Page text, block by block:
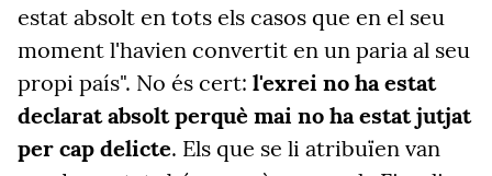
estat absolt en tots els casos que en el seu
moment l'havien convertit en un paria al seu
propi país". No és cert: l'exrei no ha estat
declarat absolt perquè mai no ha estat jutjat
per cap delicte. Els que se li atribuïen van